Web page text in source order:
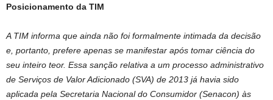
Posicionamento da TIM
A TIM informa que ainda não foi formalmente intimada da decisão
e, portanto, prefere apenas se manifestar após tomar ciência do
seu inteiro teor. Essa sanção relativa a um processo administrativo
de Serviços de Valor Adicionado (SVA) de 2013 já havia sido
aplicada pela Secretaria Nacional do Consumidor (Senacon) às